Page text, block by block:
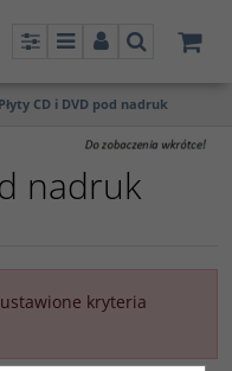
PanelMenuPanelSzukaj
Płyty CD i DVD pod nadruk
nadruk
kryteria